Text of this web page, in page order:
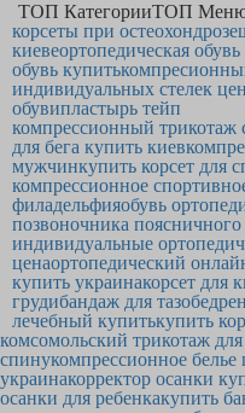
ТОП КатегорииТОП
корсеты при остеохондрозе
киевеортопедическая обувь
обувь купить
индивидуальных стелек
обувипластырь тейп
компрессионный трикотаж
для бега купить киев
мужчинкупить корсет для
компрессионное
филадельфияобувь
позвоночника поясничного
индивидуальные
ценаортопедический
купить украинакорсет для
грудибандаж для
лечебный купитькупить
комсомольский трикотаж
спинукомпрессионное
украинакорректор осанки
осанки для ребенкакупить